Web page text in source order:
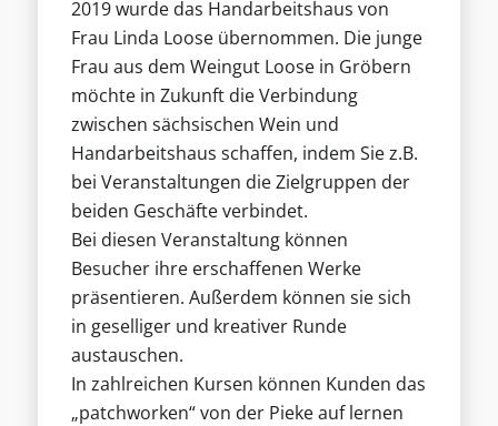
2019 wurde das Handarbeitshaus von
Frau Linda Loose übernommen. Die junge
Frau aus dem Weingut Loose in Gröbern
möchte in Zukunft die Verbindung
zwischen sächsischen Wein und
Handarbeitshaus schaffen, indem Sie z.B.
bei Veranstaltungen die Zielgruppen der
beiden Geschäfte verbindet.
Bei diesen Veranstaltung können
Besucher ihre erschaffenen Werke
präsentieren. Außerdem können sie sich
in geselliger und kreativer Runde
austauschen.
In zahlreichen Kursen können Kunden das
„patchworken“ von der Pieke auf lernen